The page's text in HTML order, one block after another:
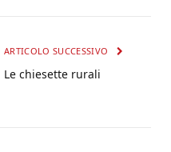
ARTICOLO SUCCESSIVO
Le chiesette rurali